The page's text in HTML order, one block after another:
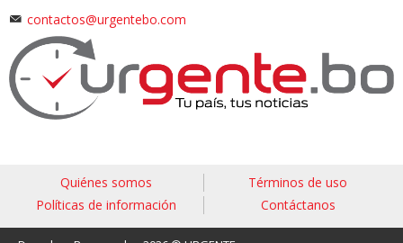
contactos@urgentebo.com
Quiénes somos
Términos de uso
Políticas de información
Contáctanos